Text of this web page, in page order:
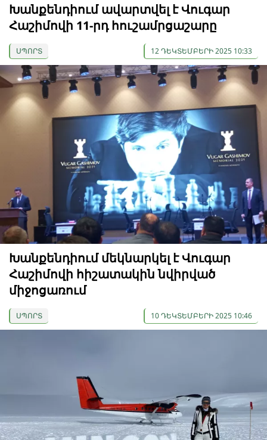
Խանքենդիում ավարտվել է Վուգար
Հաշիմովի 11-րդ հուշամրցաշարը
ՍՊՈՐՏ 12 ԴԵԿՏԵՄԲԵՐԻ 2025 10:33
Խանքենդիում մեկնարկել է Վուգար
Հաշիմովի հիշատակին նվիրված
միջոցառում
ՍՊՈՐՏ 10 ԴԵԿՏԵՄԲԵՐԻ 2025 10:46